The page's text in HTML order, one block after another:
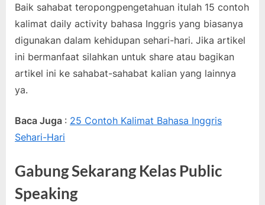
Baik sahabat teropongpengetahuan itulah 15 contoh
kalimat daily activity bahasa Inggris yang biasanya
digunakan dalam kehidupan sehari-hari. Jika artikel
ini bermanfaat silahkan untuk share atau bagikan
artikel ini ke sahabat-sahabat kalian yang lainnya
ya.
Baca Juga : 25 Contoh Kalimat Bahasa Inggris
Sehari-Hari
Gabung Sekarang Kelas Public
Speaking